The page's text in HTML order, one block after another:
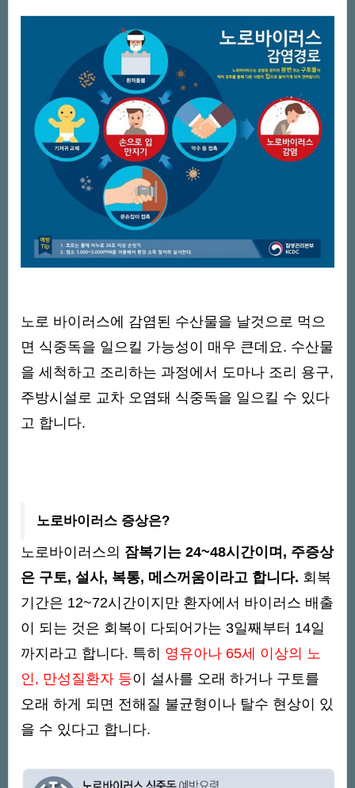
노로 바이러스에 감염된 수산물을 날것으로 먹으
면 식중독을 일으킬 가능성이 매우 큰데요. 수산물
을 세척하고 조리하는 과정에서 도마나 조리 용구,
주방시설로 교차 오염돼 식중독을 일으킬 수 있다
고 합니다.
노로바이러스 증상은?
노로바이러스의 잠복기는 24~48시간이며, 주증상
은 구토, 설사, 복통, 메스꺼움이라고 합니다. 회복
기간은 12~72시간이지만 환자에서 바이러스 배출
이 되는 것은 회복이 다되어가는 3일째부터 14일
까지라고 합니다. 특히 영유아나 65세 이상의 노
인, 만성질환자 등이 설사를 오래 하거나 구토를
오래 하게 되면 전해질 불균형이나 탈수 현상이 있
을 수 있다고 합니다.